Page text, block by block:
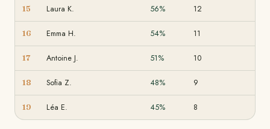
15 Laura K. 56% 12
16 Emma H. 54% 11
17 Antoine J. 51% 10
18 Sofia Z. 48% 9
19 Léa E. 45% 8